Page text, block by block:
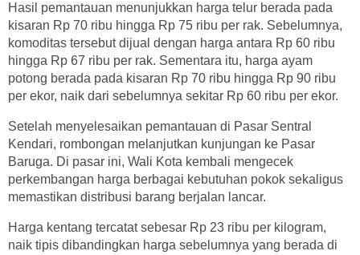
Hasil pemantauan menunjukkan harga telur berada pada
kisaran Rp 70 ribu hingga Rp 75 ribu per rak. Sebelumnya,
komoditas tersebut dijual dengan harga antara Rp 60 ribu
hingga Rp 67 ribu per rak. Sementara itu, harga ayam
potong berada pada kisaran Rp 70 ribu hingga Rp 90 ribu
per ekor, naik dari sebelumnya sekitar Rp 60 ribu per ekor.
Setelah menyelesaikan pemantauan di Pasar Sentral
Kendari, rombongan melanjutkan kunjungan ke Pasar
Baruga. Di pasar ini, Wali Kota kembali mengecek
perkembangan harga berbagai kebutuhan pokok sekaligus
memastikan distribusi barang berjalan lancar.
Harga kentang tercatat sebesar Rp 23 ribu per kilogram,
naik tipis dibandingkan harga sebelumnya yang berada di